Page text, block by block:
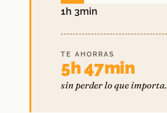
1h 3min
TE AHORRAS
5h 47min
sin perder lo que importa.